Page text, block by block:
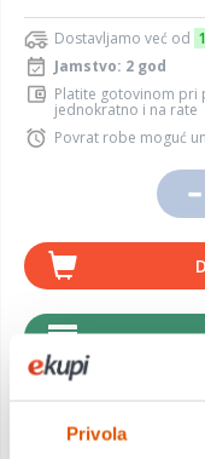
Privola
Dostavljamo već od
Jamstvo: 2 god
Platite gotovinom pri
jednokratno i na rate
Povrat robe moguć
Usporedite proizvod